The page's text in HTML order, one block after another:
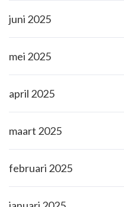
juni 2025
mei 2025
april 2025
maart 2025
februari 2025